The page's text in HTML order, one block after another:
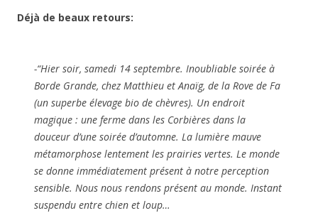
Déjà de beaux retours:
-“Hier soir, samedi 14 septembre. Inoubliable soirée à
Borde Grande, chez Matthieu et Anaïg, de la Rove de Fa
(un superbe élevage bio de chèvres). Un endroit
magique : une ferme dans les Corbières dans la
douceur d’une soirée d’automne. La lumière mauve
métamorphose lentement les prairies vertes. Le monde
se donne immédiatement présent à notre perception
sensible. Nous nous rendons présent au monde. Instant
suspendu entre chien et loup…